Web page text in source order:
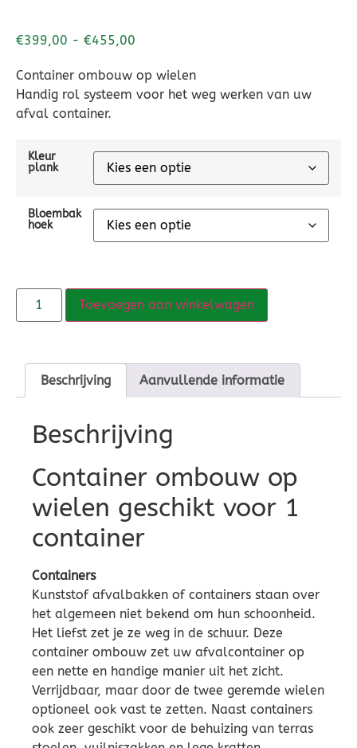
€399,00 - €455,00
Container ombouw op wielen
Handig rol systeem voor het weg werken van uw
afval container.
Kleur
plank
Bloembak
hoek
Toevoegen aan winkelwagen
Beschrijving Aanvullende informatie
Beschrijving
Container ombouw op
wielen geschikt voor 1
container
Containers
Kunststof afvalbakken of containers staan over
het algemeen niet bekend om hun schoonheid.
Het liefst zet je ze weg in de schuur. Deze
container ombouw zet uw afvalcontainer op
een nette en handige manier uit het zicht.
Verrijdbaar, maar door de twee geremde wielen
optioneel ook vast te zetten. Naast containers
ook zeer geschikt voor de behuizing van terras